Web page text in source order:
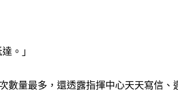
。」
量最多，還透露指揮中心天天寫信、